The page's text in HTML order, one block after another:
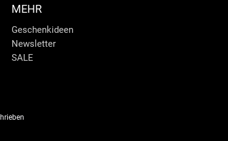
MEHR
Geschenkideen
Newsletter
SALE